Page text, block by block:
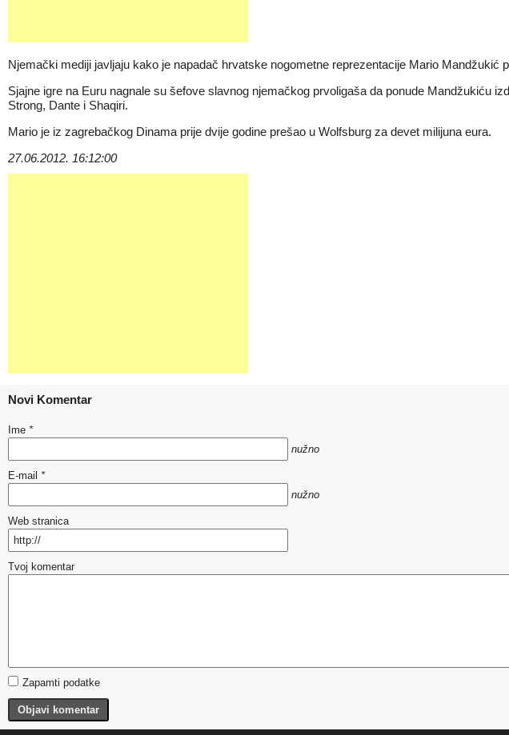
Njemački mediji javljaju kako je napadač hrvatske nogometne reprezentacije Mario
Sjajne igre na Euru nagnale su šefove slavnog njemačkog prvoligaša da ponude Mandžukiću
Strong, Dante i Shaqiri.
Mario je iz zagrebačkog Dinama prije dvije godine prešao u Wolfsburg za devet milijuna eura.
27.06.2012. 16:12:00
Novi Komentar
Ime *
nužno
E-mail *
nužno
Web stranica
Tvoj komentar
Zapamti podatke
Objavi komentar